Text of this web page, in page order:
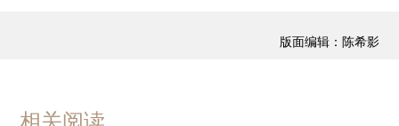
版面编辑：陈希影
相关阅读